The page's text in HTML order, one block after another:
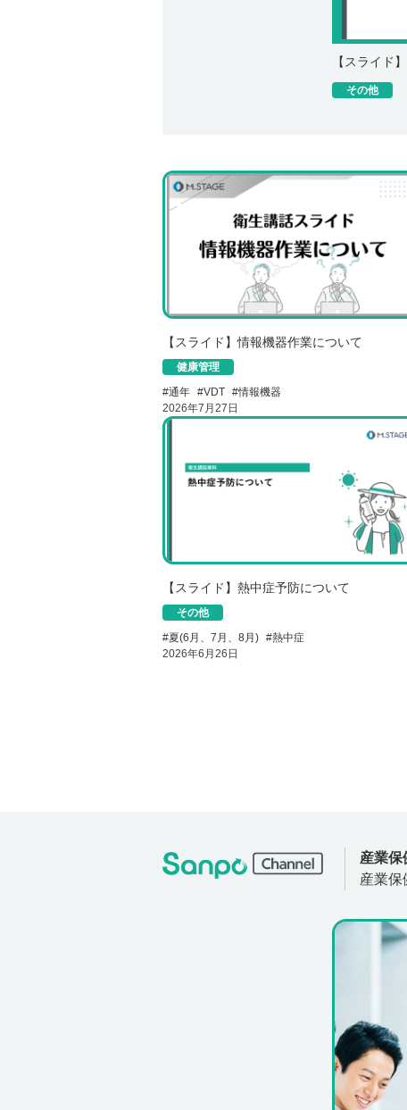
【スライド
その他
【スライド】情報機器作業について
健康管理
#通年 #VDT #情報機器
2026年7月27日
【スライド】熱中症予防について
その他
#夏(6月、7月、8月) #熱中症
2026年6月26日
産業保
産業保